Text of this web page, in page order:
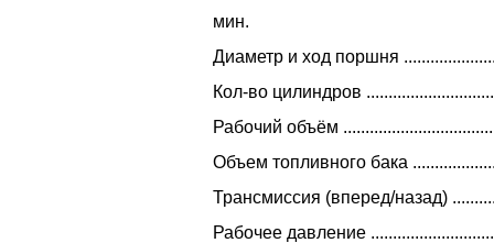
мин.
Диаметр и ход поршня
Кол-во цилиндров
Рабочий объём
Объем топливного бака
Трансмиссия (вперед/назад)
Рабочее давление